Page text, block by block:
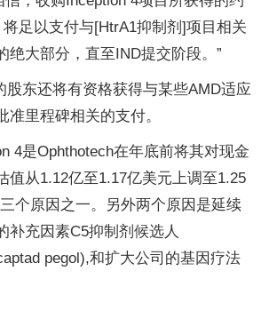
足以支付与[HtrA1抑制剂]项目相关
绝大部分，直至IND提交阶段。”
股东还将有资格获得与某些AMD适应
准里程碑相关的支付。
4是Ophthotech在年底前将其对现金
值从1.12亿至1.17亿美元上调至1.25
个原因之一。另外两个原因是延续
补充因素C5抑制剂候选人
pegol),和扩大公司的基因疗法